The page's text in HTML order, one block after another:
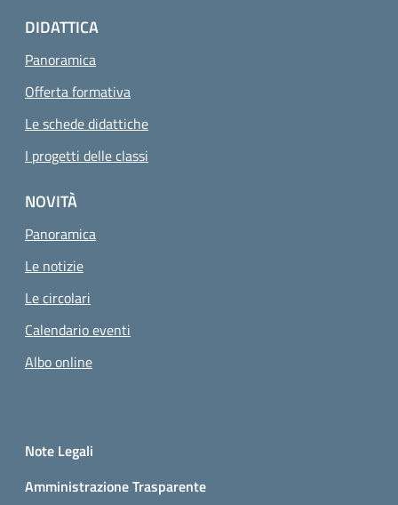
DIDATTICA
Panoramica
Offerta formativa
Le schede didattiche
I progetti delle classi
NOVITÀ
Panoramica
Le notizie
Le circolari
Calendario eventi
Albo online
Small prints
Note Legali
Amministrazione Trasparente